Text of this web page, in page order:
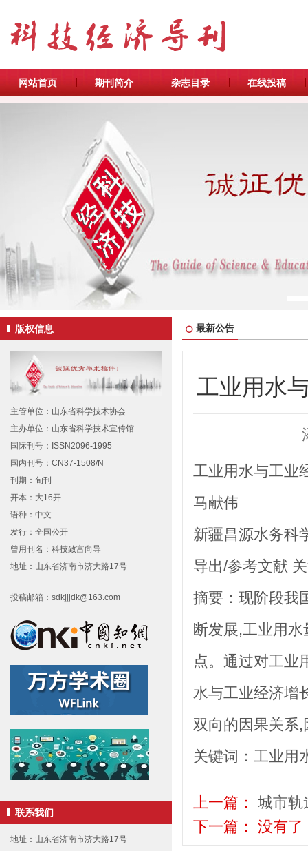
网站首页 期刊简介 杂志目录 在线投稿
版权信息
主管单位：山东省科学技术协会
主办单位：山东省科学技术宣传馆
国际刊号：ISSN2096-1995
国内刊号：CN37-1508/N
刊期：旬刊
开本：大16开
语种：中文
发行：全国公开
曾用刊名：科技致富向导
地址：山东省济南市济大路17号
投稿邮箱：sdkjjjdk@163.com
联系我们
地址：山东省济南市济大路17号
最新公告
工业用水
工业用水与工业
马献伟
新疆昌源水务科
导出/参考文献
摘要：现阶段我
断发展,工业用
点。通过对工业
水与工业经济增
双向的因果关系
关键词：工业用
上一篇： 城市轨
下一篇： 没有了